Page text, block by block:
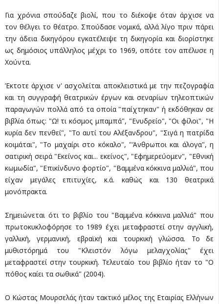
Για χρόνια σπούδαζε βιολί, που το διέκοψε όταν άρχισε να
τον θέλγει το θέατρο. Σπούδασε νομικά, αλλά λίγο πριν πάρει
την άδεια δικηγόρου εγκατέλειψε τη δικηγορία και διορίστηκε
ως δημόσιος υπάλληλος μέχρι το 1969, οπότε τον απέλυσε η
Χούντα.
Έκτοτε άρχισε ν' ασχολείται αποκλειστικά με την πεζογραφία
και τη συγγραφή θεατρικών έργων και σεναρίων τηλεοπτικών
παραγωγών πολλά από τα οποία "παίχτηκαν" ή εκδόθηκαν σε
βιβλία όπως: "Ω! τι κόσμος μπαμπά", "Ενυδρείο", "Οι φίλοι", "Η
κυρία δεν πενθεί", "Το αυτί του Αλέξανδρου", "Σιγά η πατρίδα
κοιμάται", "Το μαχαίρι στο κόκαλο", "Άνθρωποι και άλογα", η
σατιρική σειρά "Εκείνος και... εκείνος", "Εφημερεύομεν", "Εθνική
κωμωδία", "Επικίνδυνο φορτίο", "Βαμμένα κόκκινα μαλλιά", που
είχαν μεγάλες επιτυχίες, κ.ά. καθώς και 130 θεατρικά
μονόπρακτα.
Σημειώνεται ότι το βιβλίο του "Βαμμένα κόκκινα μαλλιά" που
πρωτοκυκλοφόρησε το 1989 έχει μεταφραστεί στην αγγλική,
γαλλική, γερμανική, εβραϊκή και τουρκική γλώσσα. Το δε
μυθιστόρημά του "Κλειστόν λόγω μελαγχολίας" έχει
μεταφραστεί στην τουρκική. Τελευταίο του βιβλίο ήταν το "Ο
πόθος καίει τα σωθικά" (2004).
Ο Κώστας Μουρσελάς ήταν τακτικό μέλος της Εταιρίας Ελλήνων